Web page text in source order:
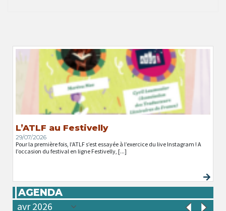
L’ATLF au Festivelly
29/07/2026
Pour la première fois, l’ATLF s’est essayée à l’exercice du live Instagram ! A
l’occasion du festival en ligne Festivelly, [...]
AGENDA